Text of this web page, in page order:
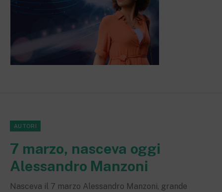
AUTORI
7 marzo, nasceva oggi
Alessandro Manzoni
Nasceva il 7 marzo Alessandro Manzoni, grande